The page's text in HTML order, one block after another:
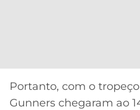
Portanto, com o
Gunners chegaram ao